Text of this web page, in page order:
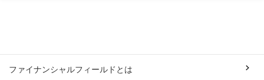
ファイナンシャルフィールドとは